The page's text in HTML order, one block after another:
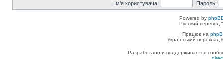
Ім'я користувача: Пароль:
Powered by
Русский перевод
Працює на
Український
Разработано и поддерживается